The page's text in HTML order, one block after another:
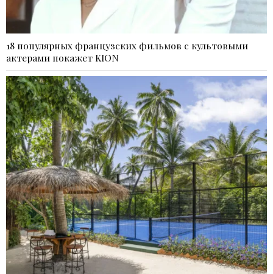
18 популярных французских фильмов с культовыми
актерами покажет KION